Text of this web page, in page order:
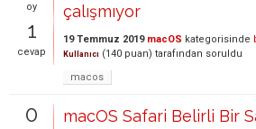
oy
1
cevap
çalışmıyor
19 Temmuz 2019 macOS kategorisinde
Kullanıcı (140 puan) tarafından soruldu
macos
0
macOS Safari Belirli Bir